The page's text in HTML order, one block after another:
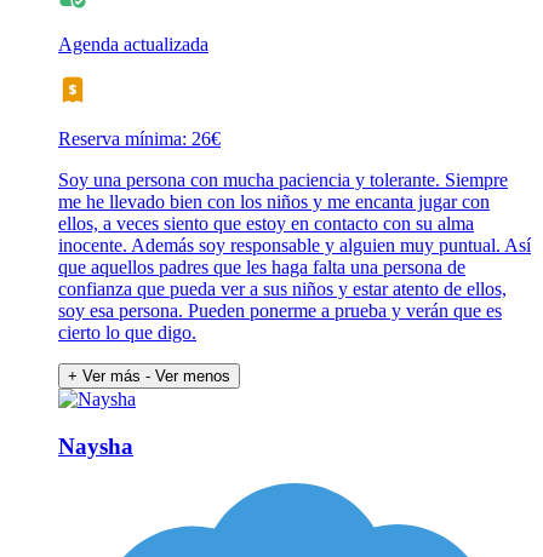
Agenda actualizada
Reserva mínima: 26€
Soy una persona con mucha paciencia y tolerante. Siempre
me he llevado bien con los niños y me encanta jugar con
ellos, a veces siento que estoy en contacto con su alma
inocente. Además soy responsable y alguien muy puntual. Así
que aquellos padres que les haga falta una persona de
confianza que pueda ver a sus niños y estar atento de ellos,
soy esa persona. Pueden ponerme a prueba y verán que es
cierto lo que digo.
+ Ver más - Ver menos
Naysha